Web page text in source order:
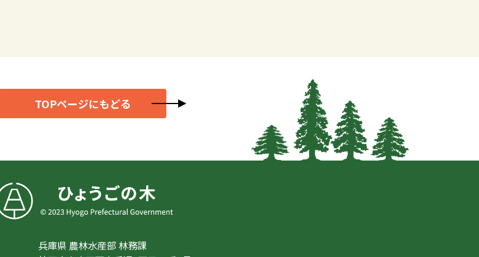
TOPページにもどる
兵庫県 農林水産部 林務課